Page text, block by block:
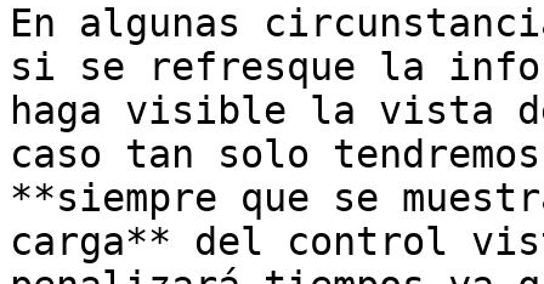
En algunas
si se refresque la
haga visible la vista
caso tan solo
**siempre que se
carga** del control